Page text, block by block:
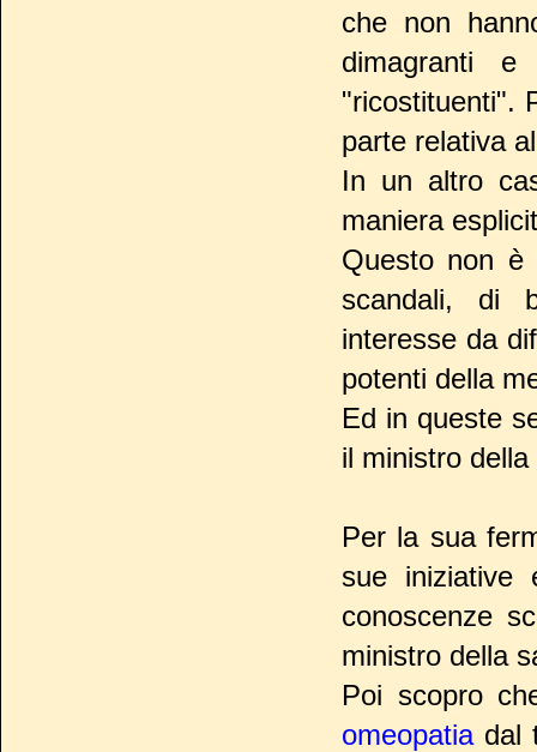
che non
dimagranti
"ricostituenti".
parte relativa
In un altro
maniera
Questo non è
scandali, di
interesse da
potenti della
Ed in queste
il ministro
Per la sua
sue
conoscenze
ministro della
Poi scopro
omeopatiadal